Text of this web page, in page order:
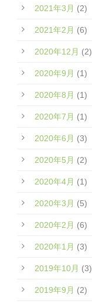
2021年3月 (2)
2021年2月 (6)
2020年12月 (2)
2020年9月 (1)
2020年8月 (1)
2020年7月 (1)
2020年6月 (3)
2020年5月 (2)
2020年4月 (1)
2020年3月 (5)
2020年2月 (6)
2020年1月 (3)
2019年10月 (3)
2019年9月 (2)